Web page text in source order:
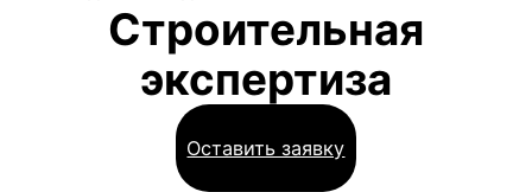
Строительная
экспертиза
Оставить заявку